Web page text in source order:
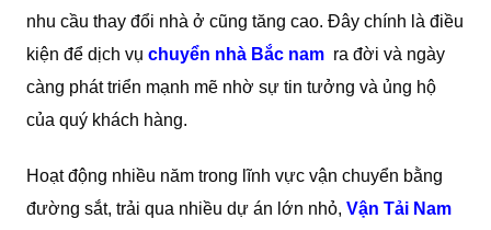
nhu cầu thay đổi nhà ở cũng tăng cao. Đây chính là điều
kiện để dịch vụ chuyển nhà Bắc nam ra đời và ngày
càng phát triển mạnh mẽ nhờ sự tin tưởng và ủng hộ
của quý khách hàng.
Hoạt động nhiều năm trong lĩnh vực vận chuyển bằng
đường sắt, trải qua nhiều dự án lớn nhỏ, Vận Tải Nam